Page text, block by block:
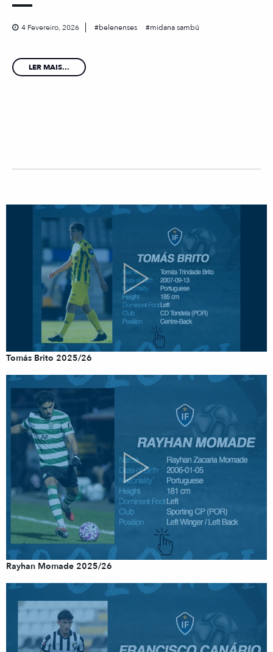
4 Fevereiro, 2026 belenenses midana sambú
LER MAIS...
Tomás Brito 2025/26
Rayhan Momade 2025/26